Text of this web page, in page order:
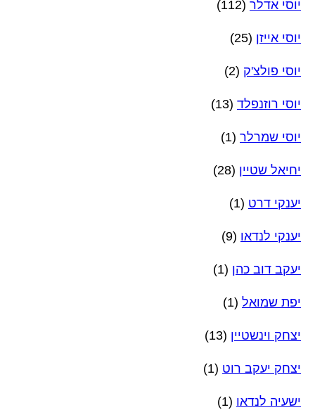
יוסי אדלר (112)
יוסי אייזן (25)
יוסי פולצ'ק (2)
יוסי רוזנפלד (13)
יוסי שמרלר (1)
יחיאל שטיין (28)
יענקי דרט (1)
יענקי לנדאו (9)
יעקב דוב כהן (1)
יפת שמואל (1)
יצחק וינשטיין (13)
יצחק יעקב רוט (1)
ישעיה לנדאו (1)